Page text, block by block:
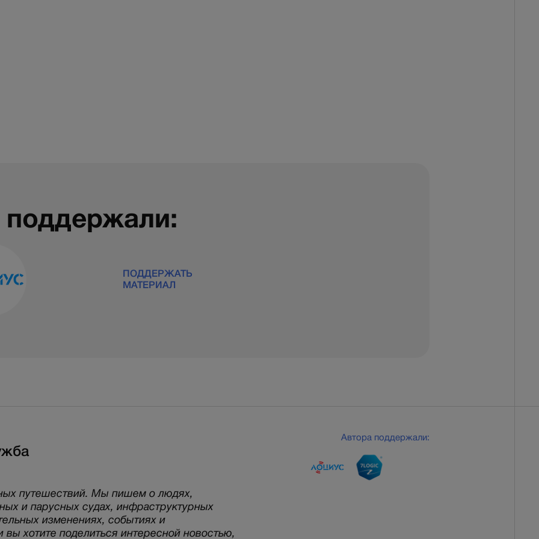
ПОДДЕРЖАТЬ
МАТЕРИАЛ
путешествий. Мы пишем о людях,
и парусных судах, инфраструктурных
изменениях, событиях и
вы хотите поделиться интересной новостью,
Автора поддержали: